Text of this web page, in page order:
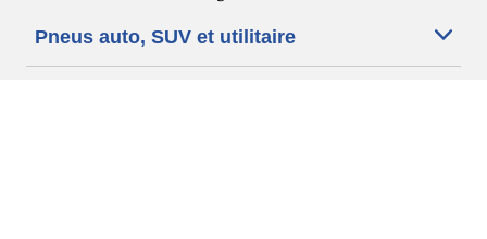
Pneus auto, SUV et utilitaire